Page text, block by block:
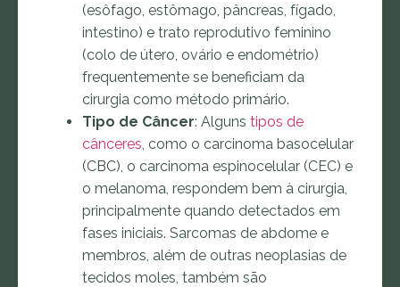
(esôfago, estômago, pâncreas, fígado,
intestino) e trato reprodutivo feminino
(colo de útero, ovário e endométrio)
frequentemente se beneficiam da
cirurgia como método primário.
Tipo de Câncer: Alguns tipos de
cânceres , como o carcinoma basocelular
(CBC), o carcinoma espinocelular (CEC) e
o melanoma, respondem bem à cirurgia,
principalmente quando detectados em
fases iniciais. Sarcomas de abdome e
membros, além de outras neoplasias de
tecidos moles, também são